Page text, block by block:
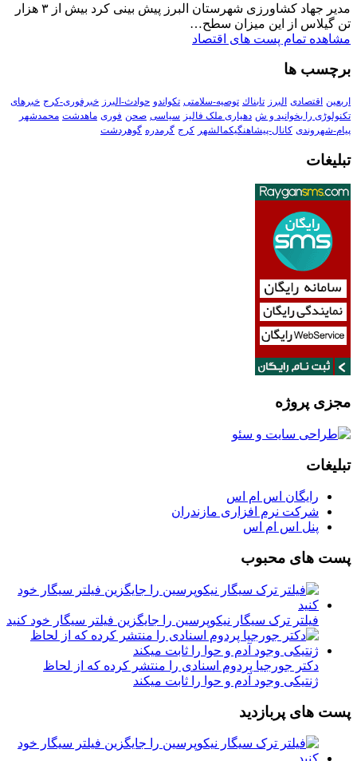
مدیر جهاد کشاورزی شهرستان البرز پیش بینی کرد بیش از ۳ هزار
تن گیلاس از این میزان سطح…
مشاهده تمام پست های اقتصاد
برچسب ها
اربعین اقتصادی البرز تابناك توصیه-سلامتی تکواندو حوادث-البرز خبرفوری-کرج خبرهای
تکنولوڑی را بخوانید و ش دهیاری ملک فالیز سیاسی صحن فوری ماهدشت محمدشهر
پیام-شهروندی کانال-پیشاهنگیکمالشهر کرج گرمدره گوهردشت
تبلیغات
مجزی پروژه
تبلیغات
رایگان اس ام اس
شرکت نرم افزاری مازندران
پنل اس ام اس
پست های محبوب
فیلتر ترک سیگار نیکوپرسین را جایگزین فیلتر سیگار خود کنید
دکتر جورجیا پردوم اسنادی را منتشر کرده که از لحاظ
ژنتیکی وجود آدم و حوا را ثابت میکند
پست های پربازدید